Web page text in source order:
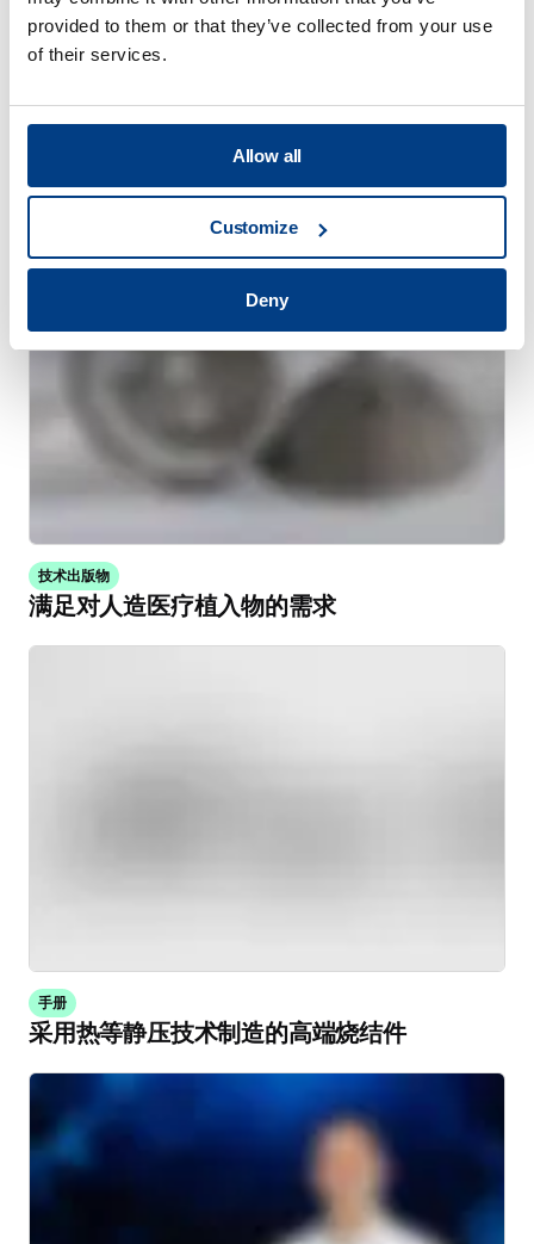
provided to them or that they’ve collected from your use
of their services.
Allow all
Customize
Deny
通过高压热处理（HPHT™）减少热处理变形
技术出版物
满足对人造医疗植入物的需求
手册
采用热等静压技术制造的高端烧结件